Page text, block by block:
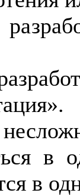
зраб
б
ия».
н
ся в
в од